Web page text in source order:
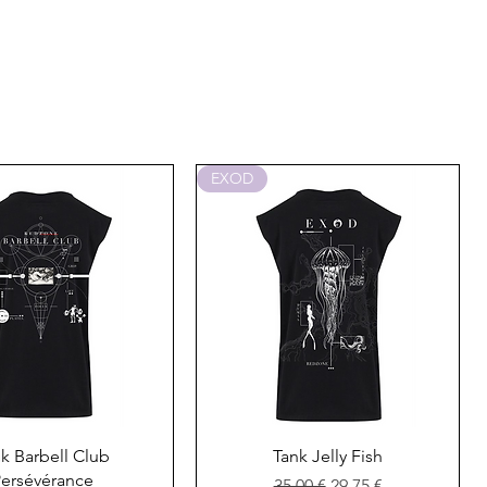
rapide
Barbell Club
Aperçu rapide
EXOD
Tank Jelly Fish